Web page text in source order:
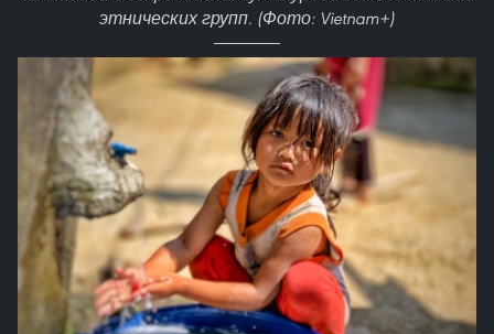
этнических групп. (Фото: Vietnam+)